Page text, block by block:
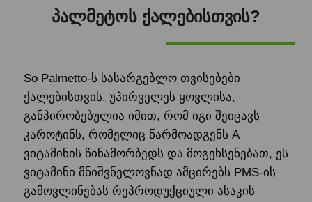
პალმეტოს ქალებისთვის?
So Palmetto-ს სასარგებლო თვისებები
ქალებისთვის, უპირველეს ყოვლისა,
განპირობებულია იმით, რომ იგი შეიცავს
კაროტინს, რომელიც წარმოადგენს A
ვიტამინის წინამორბედს და მოგეხსენებათ, ეს
ვიტამინი მნიშვნელოვნად ამცირებს PMS-ის
გამოვლინებას რეპროდუქციული ასაკის